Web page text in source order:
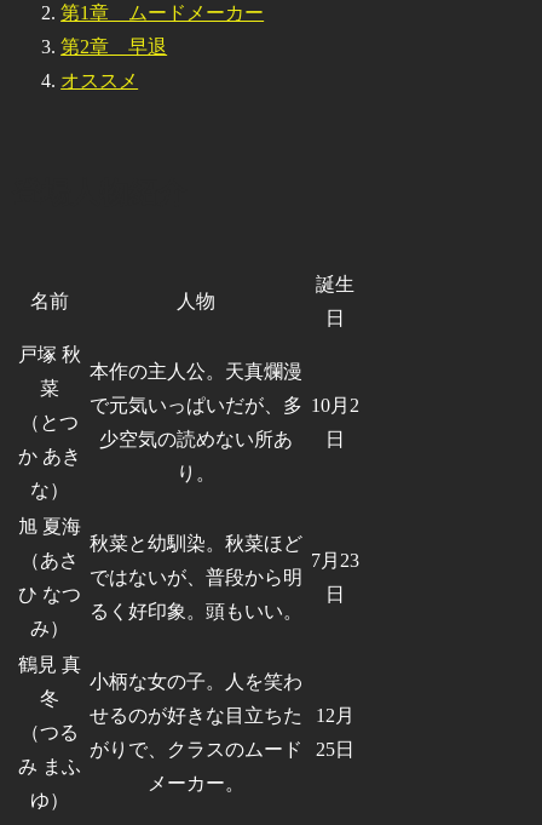
第1章 ムードメーカー
第2章 早退
オススメ
名前 人物
誕生
日
戸塚 秋
菜
（とつ
か あき
な）
本作の主人公。天真爛漫
で元気いっぱいだが、多
少空気の読めない所あ
り。
10月2
日
旭 夏海
（あさ
ひ なつ
み）
秋菜と幼馴染。秋菜ほど
ではないが、普段から明
るく好印象。頭もいい。
7月23
日
鶴見 真
冬
（つる
み まふ
ゆ）
小柄な女の子。人を笑わ
せるのが好きな目立ちた
がりで、クラスのムード
メーカー。
12月
25日